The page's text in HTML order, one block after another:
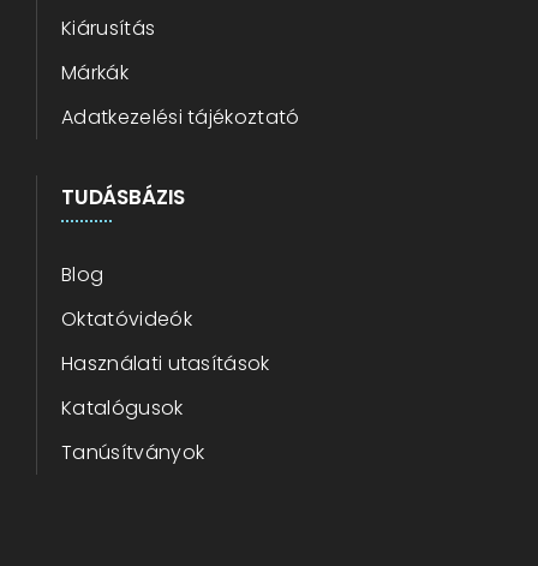
Kiárusítás
Márkák
Adatkezelési tájékoztató
TUDÁSBÁZIS
Blog
Oktatóvideók
Használati utasítások
Katalógusok
Tanúsítványok